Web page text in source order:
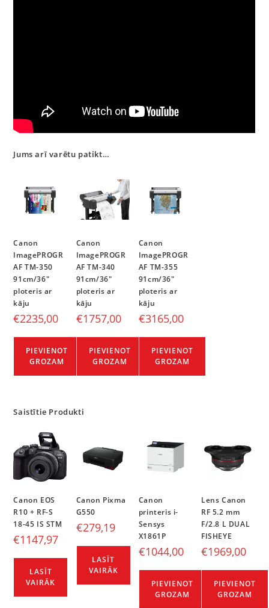
Jums arī varētu patikt…
Canon
ImagePROGR
AF TM-350
91cm/36″
ploteris ar
kāju
€2235,00
PIEVIENOT
GROZAM
Canon
ImagePROGR
AF TM-340
91cm/36″
ploteris ar
kāju
€1757,00
PIEVIENOT
GROZAM
Canon
ImagePROGR
AF TM-355
91cm/36″
ploteris ar
kāju
€3165,00
PIEVIENOT
GROZAM
Saistītie Produkti
Canon EOS
R10 + RF-S
18-45 IS STM
€1147,97
LASĪT
VAIRĀK
Canon Pixma
G550
€279,19
LASĪT
VAIRĀK
Canon
printeris i-
Sensys
X1861P
€1044,00
PIEVIENOT
GROZAM
Lens Canon
RF 5.2 mm
F/2.8 L DUAL
FISHEYE
€1969,00
PIEVIENOT
GROZAM